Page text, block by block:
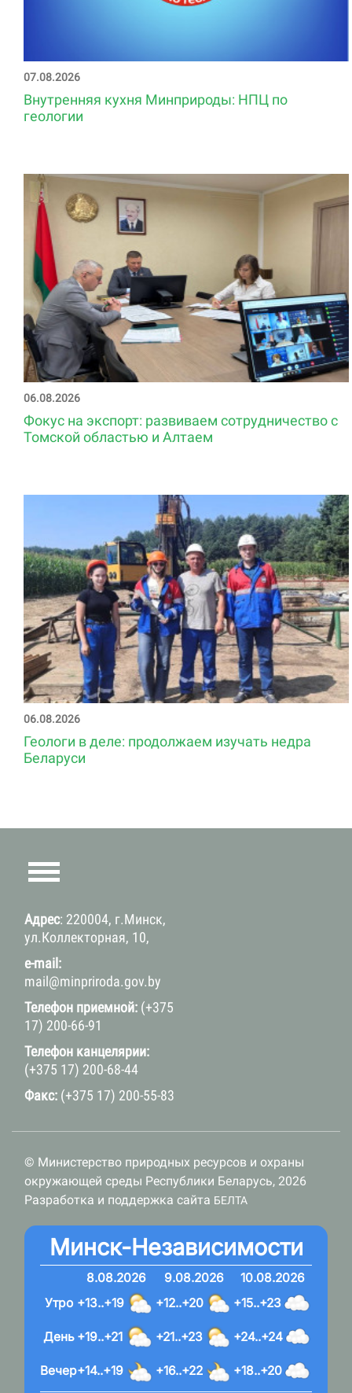
07.08.2026
Внутренняя кухня Минприроды: НПЦ по
геологии
06.08.2026
Фокус на экспорт: развиваем сотрудничество с
Томской областью и Алтаем
06.08.2026
Геологи в деле: продолжаем изучать недра
Беларуси
Адрес: 220004, г.Минск,
ул.Коллекторная, 10,
e-mail:
mail@minpriroda.gov.by
Телефон приемной: (+375
17) 200-66-91
Телефон канцелярии:
(+375 17) 200-68-44
Факс: (+375 17) 200-55-83
© Министерство природных ресурсов и охраны
окружающей среды Республики Беларусь, 2026
Разработка и поддержка сайта БЕЛТА
Минск-Независимости
8.08.2026
+13..+19
+19..+21
+14..+19
9.08.2026
+12..+20
+21..+23
+16..+22
10.08.2026
+15..+23
+24..+24
+18..+20
Вечер
День
Утро